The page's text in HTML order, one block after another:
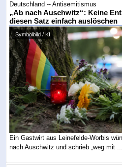
Deutschland -- Antisemitismus
„Ab nach Auschwitz“: Keine
diesen Satz einfach auslöschen
Symbolbild / KI
Ein Gastwirt aus Leinefelde-Worbis
nach Auschwitz und schrieb „weg mit ...